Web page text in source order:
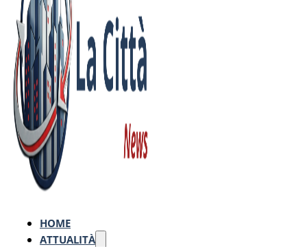
HOME
ATTUALITÀ